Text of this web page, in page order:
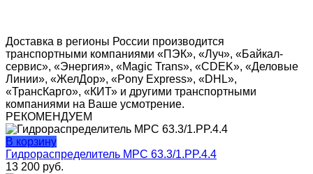
Доставка в регионы России производится
транспортными компаниями «ПЭК», «Луч», «Байкал-
сервис», «Энергия», «Magic Trans», «CDEK», «Деловые
Линии», «ЖелДор», «Pony Express», «DHL»,
«ТрансКарго», «КИТ» и другими транспортными
компаниями на Ваше усмотрение.
РЕКОМЕНДУЕМ
В корзину
Гидрораспределитель МРС 63.3/1.PP.4.4
13 200 руб.